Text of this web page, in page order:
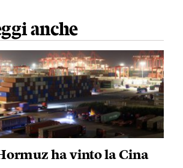
anche
ha vinto la Cina